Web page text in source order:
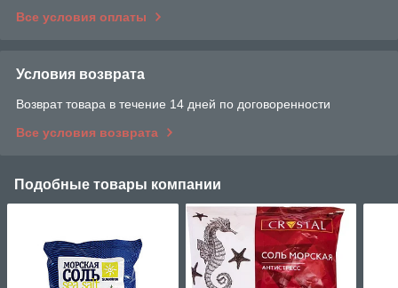
Все условия оплаты
Условия возврата
Возврат товара в течение 14 дней по договоренности
Все условия возврата
Подобные товары компании